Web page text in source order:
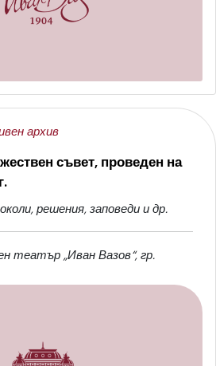
архив
съвет, проведен на
решения, заповеди и др.
театър „Иван Вазов“, гр.